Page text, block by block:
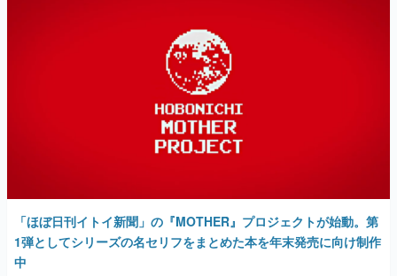
「ほぼ日刊イトイ新聞」の『MOTHER』プロジェクトが始動。第
1弾としてシリーズの名セリフをまとめた本を年末発売に向け制作
中